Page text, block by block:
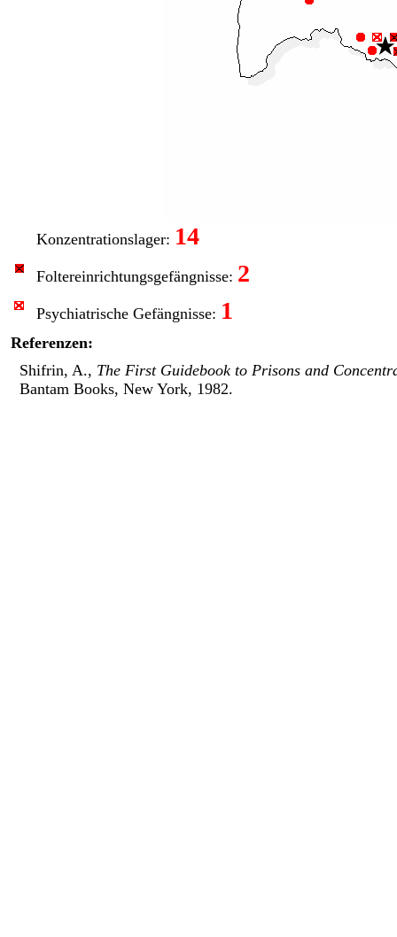
Konzentrationslager: 14
Foltereinrichtungs­gefängnisse: 2
Psychiatrische Gefängnisse: 1
Referenzen:
Shifrin, A., The First Guidebook to Prisons and
Bantam Books, New York, 1982.